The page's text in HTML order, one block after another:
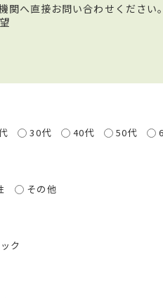
へ直接お問い合わせください。
30代 40代 50代
その他
ク